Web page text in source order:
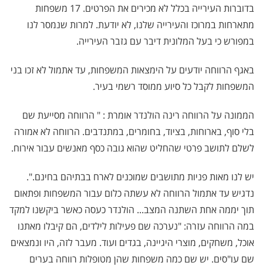
בדוברות העירייה בכלל לא מכירים את הפרטים. 17 משפחות
מתארחות במרוכז והעירייה שלנו, לא יודעת. למרות שנמסר לנו
במפורש כי בעל המלונית דיבר עם גזבר העירייה.
באגף הרווחה יודעים על הימצאות המשפחות, עד אתמול לא זכו בני
המשפחות לקבל כל סיוע ממוסד רשמי בעיר.
הממונה על הרווחה רינה הולנדר אומרת : " הרווחה מסייעת שם
בלי סוף, בארוחות, בציוד, בחומרים, במתנדבים. הרווחה לא אמורה
לשלם לתושב פרטי שהחליט שהוא גובה כסף מאנשים עבור אירוח.
יש לנו מאות פניות מתושבים שמוכנים לארח בבתיהם בחינם.".
נדגיש עד אתמול הרווחה לא עשתה כלום עבור המשפחות ופתאום
תוך יממה אחת השתנה המצב... הולנדר כעסה כאשר ביקשנו למקד
במה הרווחה עזרה: "נערכה שם פעילות לילדים, הם קיבלו מאתנו
אוכל, משחקים, מוצרי היגיינה, בגדים ועוד. מעבר לזה, היו ונמצאים
שם עו"סים. יש שם כמה משפחות שהן מטופלות רווחה בערים